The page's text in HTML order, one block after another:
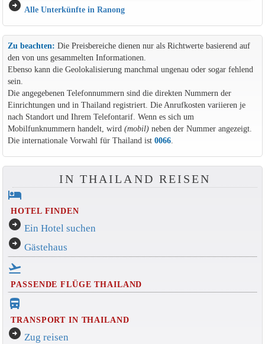
arrow_circle_right Alle Unterkünfte in Ranong
Zu beachten: Die Preisbereiche dienen nur als Richtwerte basierend auf
den von uns gesammelten Informationen.
Ebenso kann die Geolokalisierung manchmal ungenau oder sogar fehlend
sein.
Die angegebenen Telefonnummern sind die direkten Nummern der
Einrichtungen und in Thailand registriert. Die Anrufkosten variieren je
nach Standort und Ihrem Telefontarif. Wenn es sich um
Mobilfunknummern handelt, wird (mobil)neben der Nummer angezeigt.
Die internationale Vorwahl für Thailand ist 0066.
IN THAILAND REISEN
hotel
HOTEL FINDEN
arrow_circle_right Ein Hotel suchen
arrow_circle_right Gästehaus
flight_takeoff
PASSENDE FLÜGE THAILAND
directions_bus_filled
TRANSPORT IN THAILAND
arrow_circle_right Zug reisen